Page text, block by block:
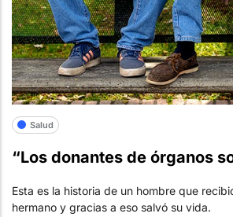
Salud
“Los donantes de órganos
Esta es la historia de un hombre que
hermano y gracias a eso salvó su vida.